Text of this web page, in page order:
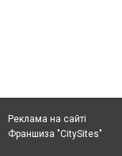
Реклама на сайті
Франшиза "CitySites"